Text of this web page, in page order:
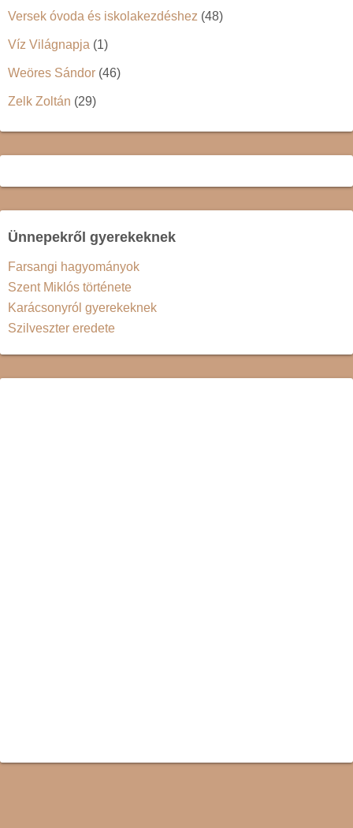
Versek óvoda és iskolakezdéshez (48)
Víz Világnapja (1)
Weöres Sándor (46)
Zelk Zoltán (29)
Ünnepekről gyerekeknek
Farsangi hagyományok
Szent Miklós története
Karácsonyról gyerekeknek
Szilveszter eredete